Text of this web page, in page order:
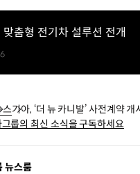
맞춤형 전기차 설루션 전개
스기아, ‘더 뉴 카니발’ 사전계약 개
룹의 최신 소식을 구독하세요
뉴스룸